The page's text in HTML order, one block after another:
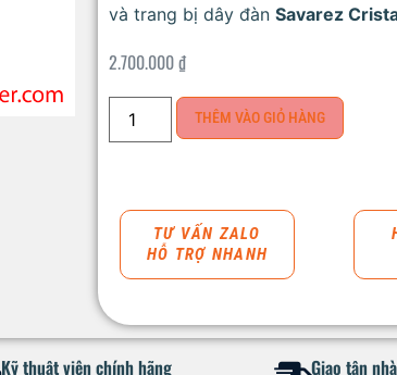
và trang bị dây đàn Savarez
2.700.000₫
THÊM VÀO GIỎ HÀNG
TƯ VẤN ZALO
HỖ TRỢ NHANH
Kỹ thuật viên chính hãng Giao tận nhà